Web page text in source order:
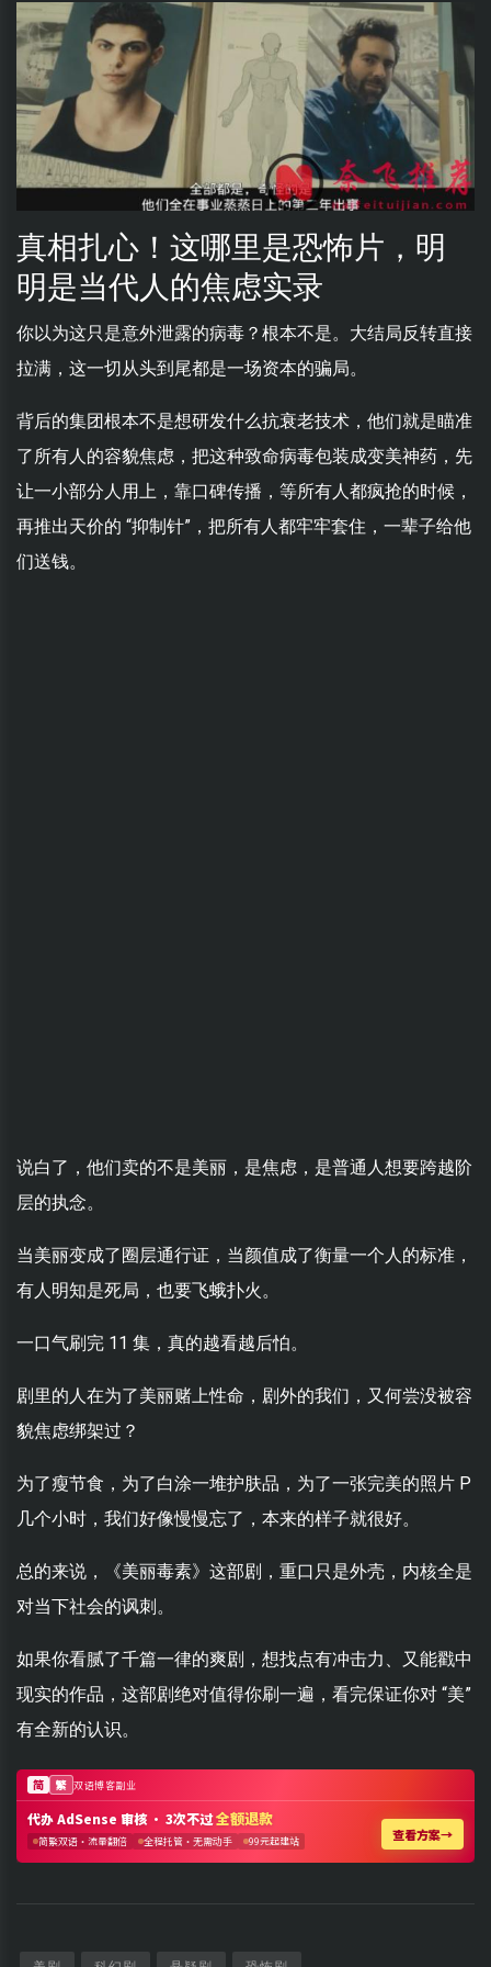
真相扎心！这哪里是恐怖片，明
明是当代人的焦虑实录
你以为这只是意外泄露的病毒？根本不是。大结局反转直接
拉满，这一切从头到尾都是一场资本的骗局。
背后的集团根本不是想研发什么抗衰老技术，他们就是瞄准
了所有人的容貌焦虑，把这种致命病毒包装成变美神药，先
让一小部分人用上，靠口碑传播，等所有人都疯抢的时候，
再推出天价的 “抑制针”，把所有人都牢牢套住，一辈子给他
们送钱。
说白了，他们卖的不是美丽，是焦虑，是普通人想要跨越阶
层的执念。
当美丽变成了圈层通行证，当颜值成了衡量一个人的标准，
有人明知是死局，也要飞蛾扑火。
一口气刷完 11 集，真的越看越后怕。
剧里的人在为了美丽赌上性命，剧外的我们，又何尝没被容
貌焦虑绑架过？
为了瘦节食，为了白涂一堆护肤品，为了一张完美的照片 P
几个小时，我们好像慢慢忘了，本来的样子就很好。
总的来说，《美丽毒素》这部剧，重口只是外壳，内核全是
对当下社会的讽刺。
如果你看腻了千篇一律的爽剧，想找点有冲击力、又能戳中
现实的作品，这部剧绝对值得你刷一遍，看完保证你对 “美”
有全新的认识。